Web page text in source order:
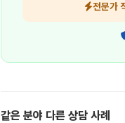
전문가
같은 분야 다른 상담 사례